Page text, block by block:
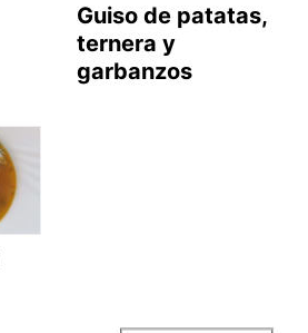
Guiso de patatas,
ternera y
garbanzos